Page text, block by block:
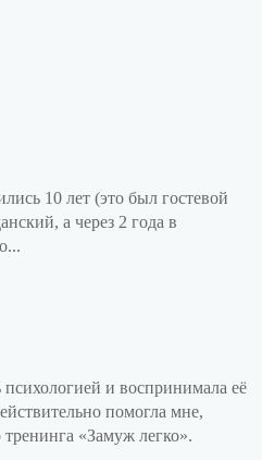
10 лет (это был гостевой
а через 2 года в
психологией и воспринимала её
помогла мне,
«Замуж легко».